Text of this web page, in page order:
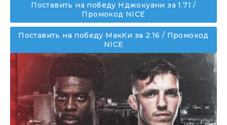
Поставить на победу Нджокуани за 1.71 /
Промокод NICE
Поставить на победу МакКи за 2.16 / Промокод
NICE